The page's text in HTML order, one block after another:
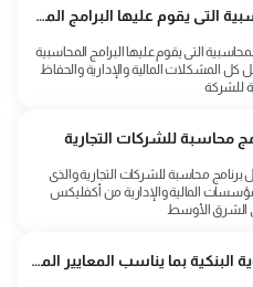
اهم المعايير المحاسبية التى يقوم عليها البرامج المحاسبية شركتك
التى يقوم عليها البرامج المحاسبية
المشكلات المالية والإدارية والحفاظ
للشركة
محاسبة للشركات التجارية
محاسبة للشركات التجارية والذى
المالية والإدارية من أكفليكس
الشرق الأوسط
المطابقات والتسوية البنكية بما يناسب المعايير المحاسبية